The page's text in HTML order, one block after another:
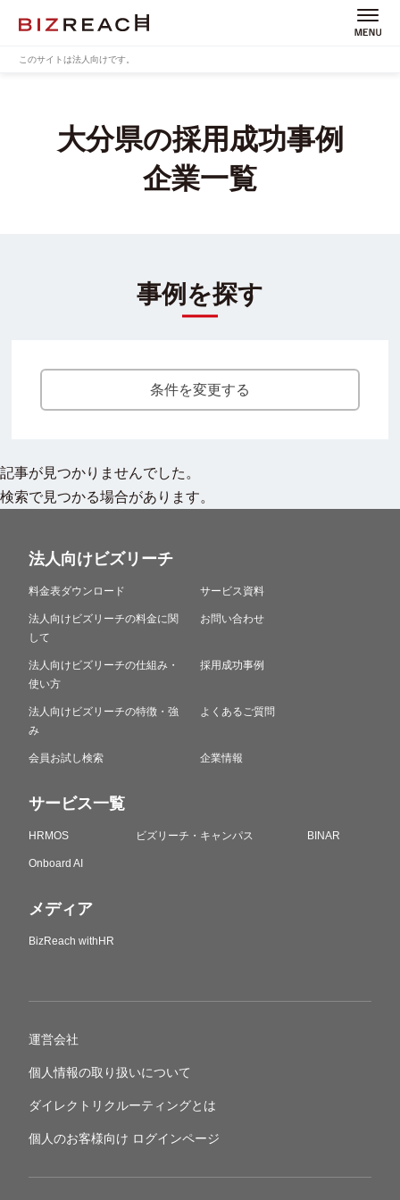
このサイトは法人向けです。
大分県の採用成功事例
企業一覧
事例を探す
条件を変更する
記事が見つかりませんでした。
検索で見つかる場合があります。
法人向けビズリーチ
料金表ダウンロード
法人向けビズリーチの料金に関
して
法人向けビズリーチの仕組み・
使い方
法人向けビズリーチの特徴・強
み
会員お試し検索
サービス資料
お問い合わせ
採用成功事例
よくあるご質問
企業情報
サービス一覧
HRMOS ビズリーチ・キャンパス BINAR
Onboard AI
メディア
BizReach withHR
運営会社
個人情報の取り扱いについて
ダイレクトリクルーティングとは
個人のお客様向け ログインページ